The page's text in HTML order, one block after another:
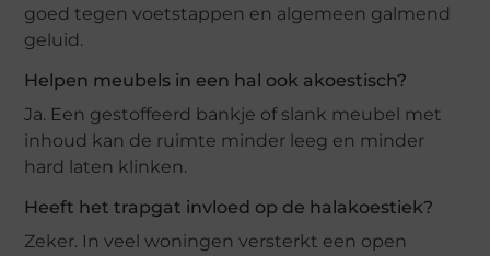
goed tegen voetstappen en algemeen galmend
geluid.
Helpen meubels in een hal ook akoestisch?
Ja. Een gestoffeerd bankje of slank meubel met
inhoud kan de ruimte minder leeg en minder
hard laten klinken.
Heeft het trapgat invloed op de halakoestiek?
Zeker. In veel woningen versterkt een open